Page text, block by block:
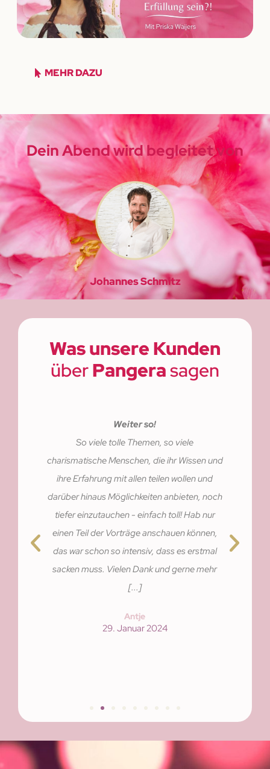
MEHR DAZU
Dein Abend wird begleitet von
Johannes Schmitz
Was unsere Kunden
überPangerasagen
Weiter so!
So viele tolle Themen, so viele
charismatische Menschen, die ihr Wissen und
ihre Erfahrung mit allen teilen wollen und
darüber hinaus Möglichkeiten anbieten, noch
tiefer einzutauchen - einfach toll! Hab nur
einen Teil der Vorträge anschauen können,
das war schon so intensiv, dass es erstmal
sacken muss. Vielen Dank und gerne mehr
[...]
Antje
29. Januar 2024